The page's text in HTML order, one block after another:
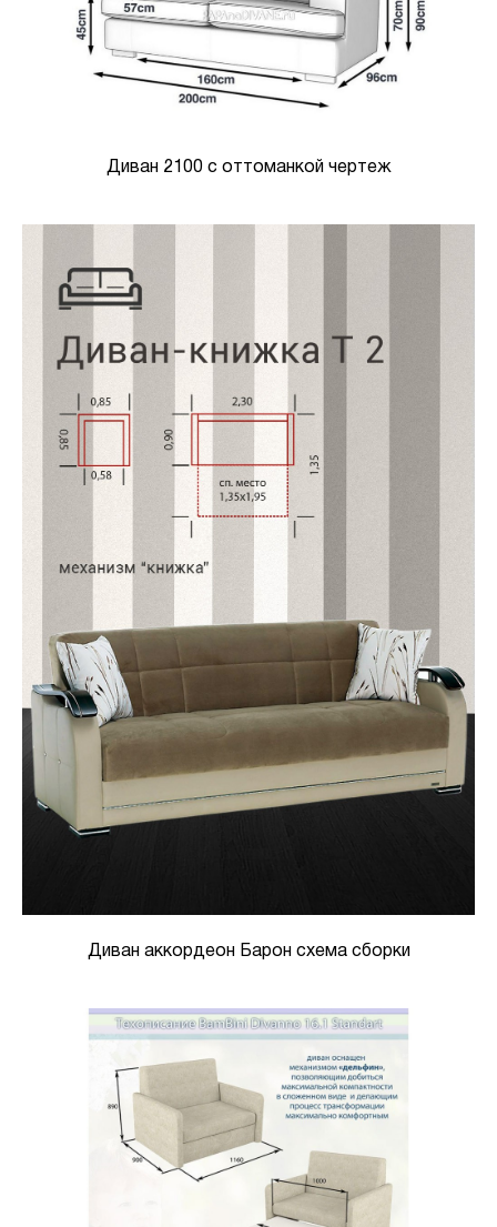
Диван 2100 с оттоманкой чертеж
Диван аккордеон Барон схема сборки